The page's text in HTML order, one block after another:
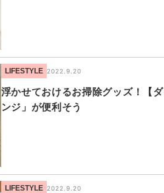
LIFESTYLE 2022.9.20
浮かせておけるお掃除グッズ！【
ンジ」が便利そう
LIFESTYLE 2022.9.20